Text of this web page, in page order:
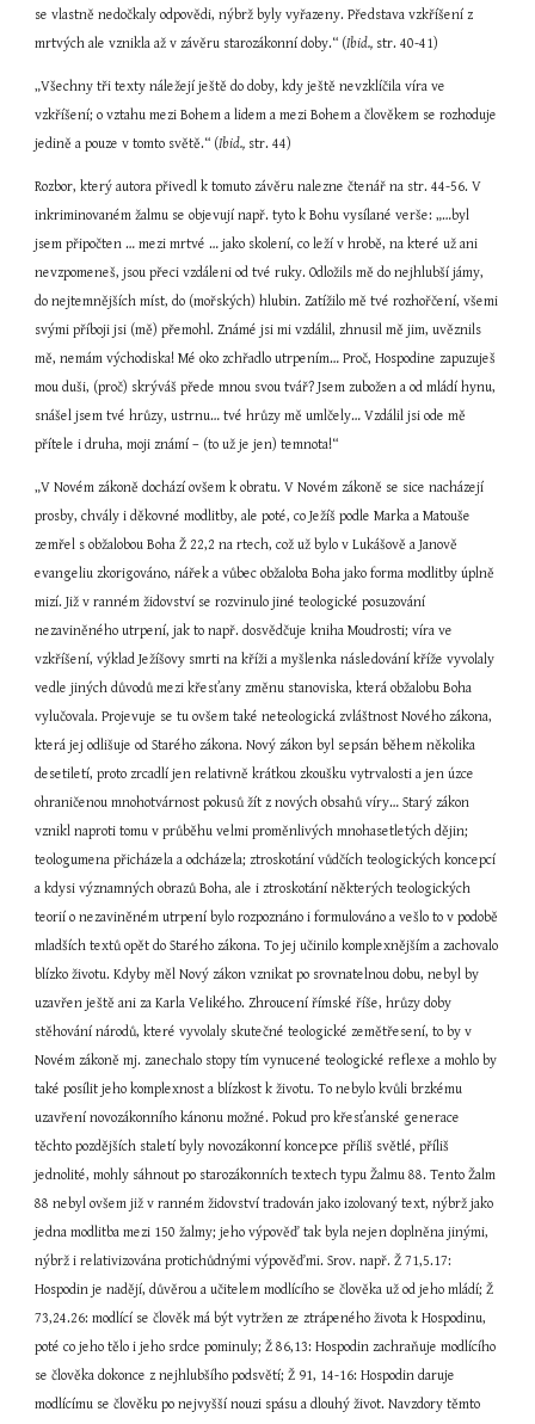
se vlastně nedočkaly odpovědi, nýbrž byly vyřazeny. Představa vzkříšení z
mrtvých ale vznikla až v závěru starozákonní doby.“ (Ibid., str. 40-41)
„Všechny tři texty náležejí ještě do doby, kdy ještě nevzklíčila víra ve
vzkříšení; o vztahu mezi Bohem a lidem a mezi Bohem a člověkem se rozhoduje
jedině a pouze v tomto světě.“ (Ibid., str. 44)
Rozbor, který autora přivedl k tomuto závěru nalezne čtenář na str. 44-56. V
inkriminovaném žalmu se objevují např. tyto k Bohu vysílané verše: „…byl
jsem připočten … mezi mrtvé … jako skolení, co leží v hrobě, na které už ani
nevzpomeneš, jsou přeci vzdáleni od tvé ruky. Odložils mě do nejhlubší jámy,
do nejtemnějších míst, do (mořských) hlubin. Zatížilo mě tvé rozhořčení, všemi
svými příboji jsi (mě) přemohl. Známé jsi mi vzdálil, zhnusil mě jim, uvěznils
mě, nemám východiska! Mé oko zchřadlo utrpením… Proč, Hospodine zapuzuješ
mou duši, (proč) skrýváš přede mnou svou tvář? Jsem zubožen a od mládí hynu,
snášel jsem tvé hrůzy, ustrnu… tvé hrůzy mě umlčely… Vzdálil jsi ode mě
přítele i druha, moji známí – (to už je jen) temnota!“
„V Novém zákoně dochází ovšem k obratu. V Novém zákoně se sice nacházejí
prosby, chvály i děkovné modlitby, ale poté, co Ježíš podle Marka a Matouše
zemřel s obžalobou Boha Ž 22,2 na rtech, což už bylo v Lukášově a Janově
evangeliu zkorigováno, nářek a vůbec obžaloba Boha jako forma modlitby úplně
mizí. Již v ranném židovství se rozvinulo jiné teologické posuzování
nezaviněného utrpení, jak to např. dosvědčuje kniha Moudrosti; víra ve
vzkříšení, výklad Ježíšovy smrti na kříži a myšlenka následování kříže vyvolaly
vedle jiných důvodů mezi křesťany změnu stanoviska, která obžalobu Boha
vylučovala. Projevuje se tu ovšem také neteologická zvláštnost Nového zákona,
která jej odlišuje od Starého zákona. Nový zákon byl sepsán během několika
desetiletí, proto zrcadlí jen relativně krátkou zkoušku vytrvalosti a jen úzce
ohraničenou mnohotvárnost pokusů žít z nových obsahů víry… Starý zákon
vznikl naproti tomu v průběhu velmi proměnlivých mnohasetletých dějin;
teologumena přicházela a odcházela; ztroskotání vůdčích teologických koncepcí
a kdysi významných obrazů Boha, ale i ztroskotání některých teologických
teorií o nezaviněném utrpení bylo rozpoznáno i formulováno a vešlo to v podobě
mladších textů opět do Starého zákona. To jej učinilo komplexnějším a zachovalo
blízko životu. Kdyby měl Nový zákon vznikat po srovnatelnou dobu, nebyl by
uzavřen ještě ani za Karla Velikého. Zhroucení římské říše, hrůzy doby
stěhování národů, které vyvolaly skutečné teologické zemětřesení, to by v
Novém zákoně mj. zanechalo stopy tím vynucené teologické reflexe a mohlo by
také posílit jeho komplexnost a blízkost k životu. To nebylo kvůli brzkému
uzavření novozákonního kánonu možné. Pokud pro křesťanské generace
těchto pozdějších staletí byly novozákonní koncepce příliš světlé, příliš
jednolité, mohly sáhnout po starozákonních textech typu Žalmu 88. Tento Žalm
88 nebyl ovšem již v ranném židovství tradován jako izolovaný text, nýbrž jako
jedna modlitba mezi 150 žalmy; jeho výpověď tak byla nejen doplněna jinými,
nýbrž i relativizována protichůdnými výpověďmi. Srov. např. Ž 71,5.17:
Hospodin je nadějí, důvěrou a učitelem modlícího se člověka už od jeho mládí; Ž
73,24.26: modlící se člověk má být vytržen ze ztrápeného života k Hospodinu,
poté co jeho tělo i jeho srdce pominuly; Ž 86,13: Hospodin zachraňuje modlícího
se člověka dokonce z nejhlubšího podsvětí; Ž 91, 14-16: Hospodin daruje
modlícímu se člověku po nejvyšší nouzi spásu a dlouhý život. Navzdory těmto